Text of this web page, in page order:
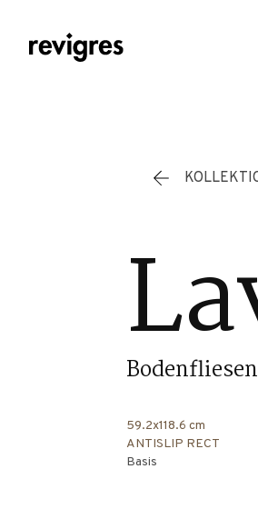
59.2x118.6 cm
ANTISLIP RECT
Basis